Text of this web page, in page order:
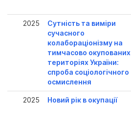
2025
Сутність та виміри
сучасного
колабораціонізму на
тимчасово окупованих
територіях України:
спроба соціологічного
осмислення
2025 Новий рік в окупації